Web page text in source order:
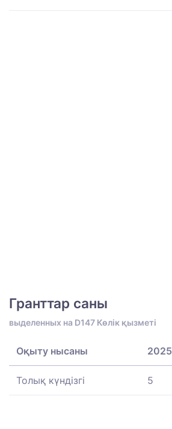
Гранттар саны
выделенных на D147 Көлік қызметі
Оқыту нысаны 2025
Толық күндізгі 5